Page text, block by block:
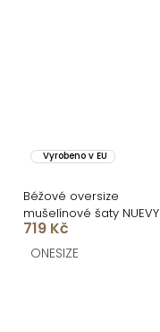
Vyrobeno v EU
Béžové oversize
mušelínové šaty NUEVY
719 Kč
ONESIZE